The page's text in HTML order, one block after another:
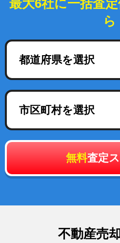
最大6社に一括査
ら
都道府県を選択
市区町村を選択
無料査定
不動産売